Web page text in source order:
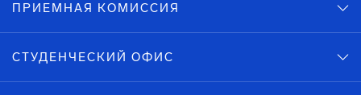
ПРИЕМНАЯ КОМИССИЯ
СТУДЕНЧЕСКИЙ ОФИС